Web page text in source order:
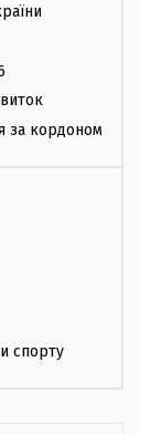
за кордоном
спорту